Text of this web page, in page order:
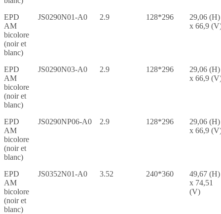
EPD
AM
bicolore
(noir et
blanc)
JS0290N01-A0 2.9 128*296
29,06 (H)
x 66,9
EPD
AM
bicolore
(noir et
blanc)
JS0290N03-A0 2.9 128*296
29,06 (H)
x 66,9
EPD
AM
bicolore
(noir et
blanc)
JS0290NP06-A0 2.9 128*296
29,06 (H)
x 66,9
EPD
AM
bicolore
(noir et
blanc)
JS0352N01-A0 3.52 240*360
49,67 (H)
x 74,51
(V)